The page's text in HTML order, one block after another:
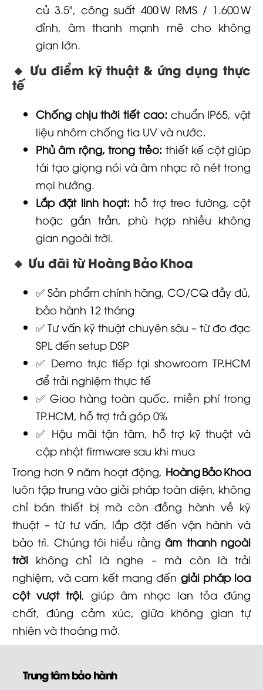
củ 3.5", công suất 400 W RMS / 1.600 W
đỉnh, âm thanh mạnh mẽ cho không
gian lớn.
🔸 Ưu điểm kỹ thuật & ứng dụng thực
tế
Chống chịu thời tiết cao: chuẩn IP65, vật
liệu nhôm chống tia UV và nước.
Phủ âm rộng, trong trẻo: thiết kế cột giúp
tái tạo giọng nói và âm nhạc rõ nét trong
mọi hướng.
Lắp đặt linh hoạt: hỗ trợ treo tường, cột
hoặc gắn trần, phù hợp nhiều không
gian ngoài trời.
🔸 Ưu đãi từ Hoàng Bảo Khoa
✅ Sản phẩm chính hãng, CO/CQ đầy đủ,
bảo hành 12 tháng
✅ Tư vấn kỹ thuật chuyên sâu – từ đo đạc
SPL đến setup DSP
✅ Demo trực tiếp tại showroom TP.HCM
để trải nghiệm thực tế
✅ Giao hàng toàn quốc, miễn phí trong
TP.HCM, hỗ trợ trả góp 0%
✅ Hậu mãi tận tâm, hỗ trợ kỹ thuật và
cập nhật firmware sau khi mua
Trong hơn 9 năm hoạt động, Hoàng Bảo Khoa
luôn tập trung vào giải pháp toàn diện, không
chỉ bán thiết bị mà còn đồng hành về kỹ
thuật – từ tư vấn, lắp đặt đến vận hành và
bảo trì. Chúng tôi hiểu rằngâm thanh ngoài
trờikhông chỉ là nghe – mà còn là trải
nghiệm, và cam kết mang đến giải pháp loa
cột vượt trội, giúp âm nhạc lan tỏa đúng
chất, đúng cảm xúc, giữa không gian tự
nhiên và thoáng mở.
Trung tâm bảo hành